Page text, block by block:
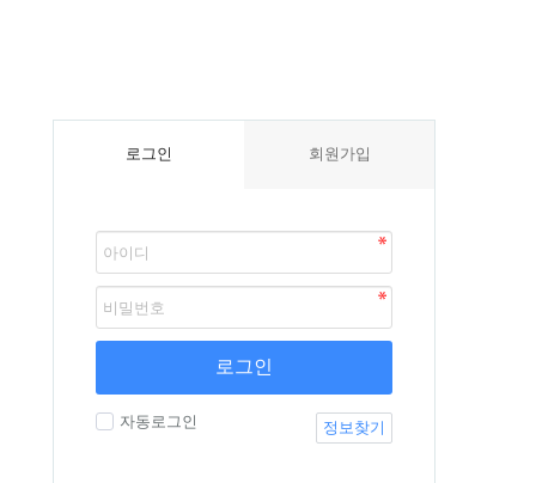
로그인 회원가입
로그인
자동로그인 정보찾기